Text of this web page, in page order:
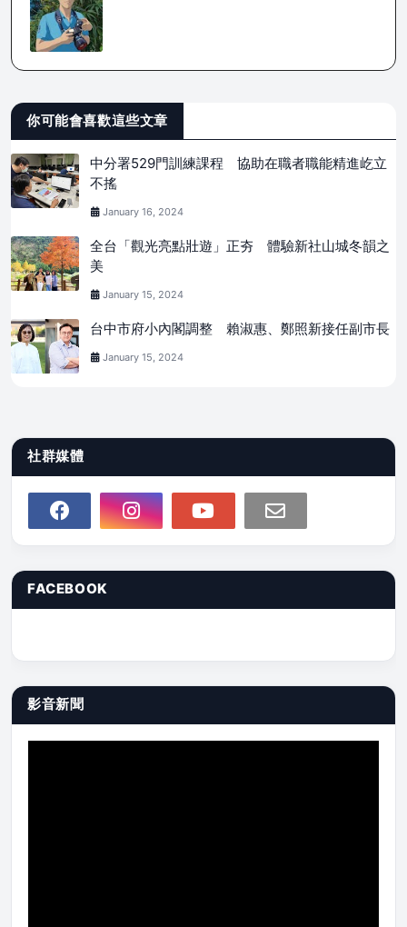
你可能會喜歡這些文章
中分署529門訓練課程 協助在職者職能精進屹立
不搖
January 16, 2024
全台「觀光亮點壯遊」正夯 體驗新社山城冬韻之
美
January 15, 2024
台中市府小內閣調整 賴淑惠、鄭照新接任副市長
January 15, 2024
社群媒體
FACEBOOK
影音新聞